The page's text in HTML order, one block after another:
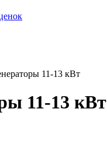
11-13 кВт
11-13 кВт